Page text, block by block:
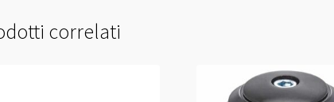
correlati